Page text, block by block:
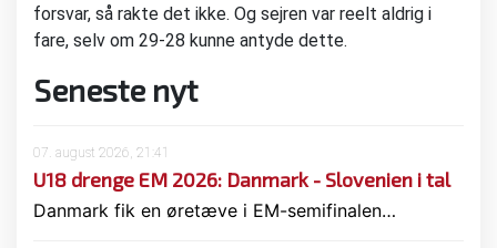
forsvar, så rakte det ikke. Og sejren var reelt aldrig i
fare, selv om 29-28 kunne antyde dette.
Seneste nyt
07. august 2026, 21:41
U18 drenge EM 2026: Danmark - Slovenien i tal
Danmark fik en øretæve i EM-semifinalen…